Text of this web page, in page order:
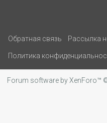
Обратная связь Рассылка
Политика
Forum software by XenForo™